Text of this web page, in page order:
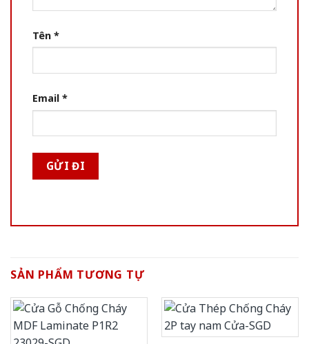
Tên *
Email *
SẢN PHẨM TƯƠNG TỰ